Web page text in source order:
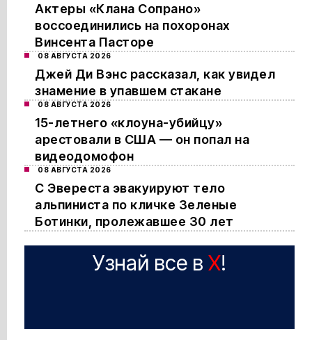
Актеры «Клана Сопрано»
воссоединились на похоронах
Винсента Пасторе
08 АВГУСТА 2026
Джей Ди Вэнс рассказал, как увидел
знамение в упавшем стакане
08 АВГУСТА 2026
15-летнего «клоуна-убийцу»
арестовали в США — он попал на
видеодомофон
08 АВГУСТА 2026
С Эвереста эвакуируют тело
альпиниста по кличке Зеленые
Ботинки, пролежавшее 30 лет
Узнай все в X!